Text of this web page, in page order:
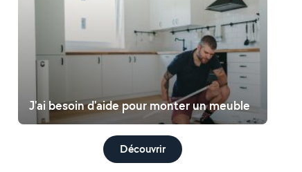
J'ai besoin d'aide pour monter un meuble
Découvrir